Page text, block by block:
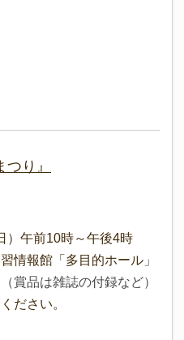
り』
）午前10時～午後4時
情報館「多目的ホール」
賞品は雑誌の付録など）
ださい。